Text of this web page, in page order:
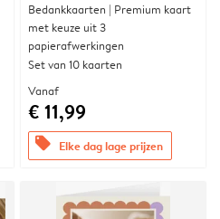
Bedankkaarten | Premium kaart
met keuze uit 3
papierafwerkingen
Set van 10 kaarten
Vanaf
€ 11,99
offers Elke dag lage prijzen